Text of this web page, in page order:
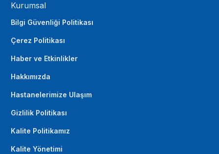
Kurumsal
Bilgi Güvenliği Politikası
Çerez Politikası
Haber ve Etkinlikler
Hakkımızda
Hastanelerimize Ulaşım
Gizlilik Politikası
Kalite Politikamız
Kalite Yönetimi